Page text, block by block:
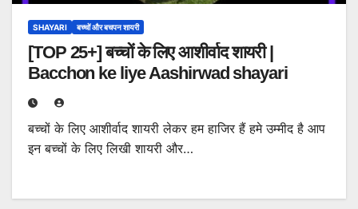
SHAYARI बच्चों और बचपन शायरी
[TOP 25+] बच्चों के लिए आशीर्वाद शायरी |
Bacchon ke liye Aashirwad shayari
बच्चों के लिए आशीर्वाद शायरी लेकर हम हाजिर हैं हमे उम्मीद है आप
इन बच्चों के लिए लिखी शायरी और…